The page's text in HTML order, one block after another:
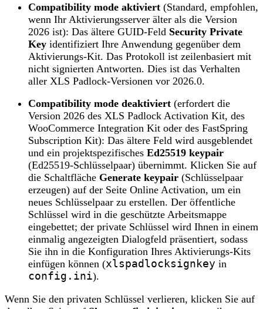
Compatibility mode aktiviert (Standard, empfohlen,
wenn Ihr Aktivierungsserver älter als die Version
2026 ist): Das ältere GUID-Feld Security Private
Key identifiziert Ihre Anwendung gegenüber dem
Aktivierungs-Kit. Das Protokoll ist zeilenbasiert mit
nicht signierten Antworten. Dies ist das Verhalten
aller XLS Padlock-Versionen vor 2026.0.
Compatibility mode deaktiviert (erfordert die
Version 2026 des XLS Padlock Activation Kit, des
WooCommerce Integration Kit oder des FastSpring
Subscription Kit): Das ältere Feld wird ausgeblendet
und ein projektspezifisches Ed25519 keypair
(Ed25519-Schlüsselpaar) übernimmt. Klicken Sie auf
die Schaltfläche Generate keypair (Schlüsselpaar
erzeugen) auf der Seite Online Activation, um ein
neues Schlüsselpaar zu erstellen. Der öffentliche
Schlüssel wird in die geschützte Arbeitsmappe
eingebettet; der private Schlüssel wird Ihnen in einem
einmalig angezeigten Dialogfeld präsentiert, sodass
Sie ihn in die Konfiguration Ihres Aktivierungs-Kits
einfügen können (xlspadlocksignkey in
config.ini).
Wenn Sie den privaten Schlüssel verlieren, klicken Sie auf